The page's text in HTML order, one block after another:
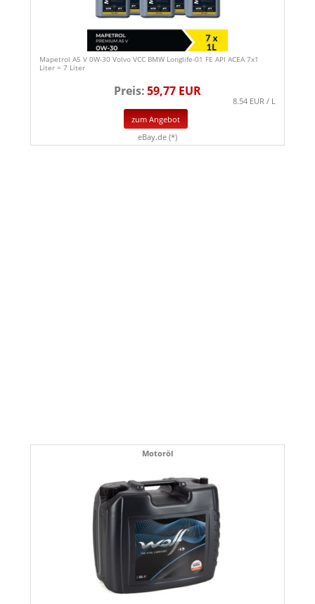
Mapetrol A5 V 0W-30 Volvo VCC BMW Longlife-01 FE API ACEA 7x1
Liter = 7 Liter
Preis:59,77 EUR
8.54 EUR / L
zum Angebot
eBay.de (*)
Motoröl